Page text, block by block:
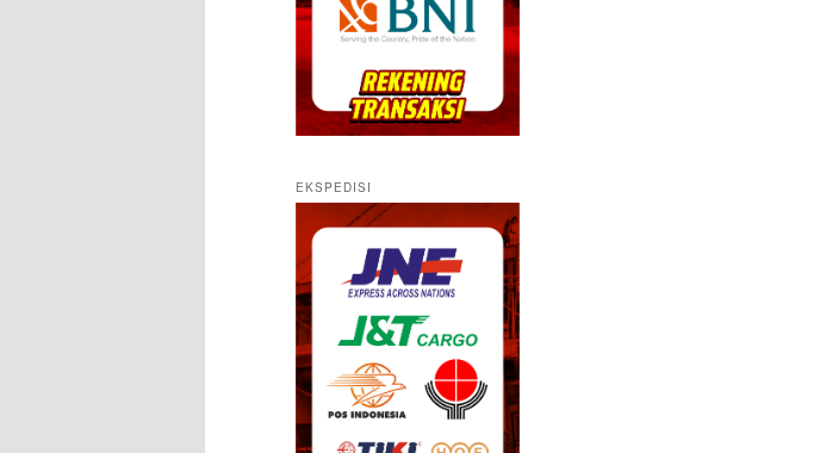
EKSPEDISI